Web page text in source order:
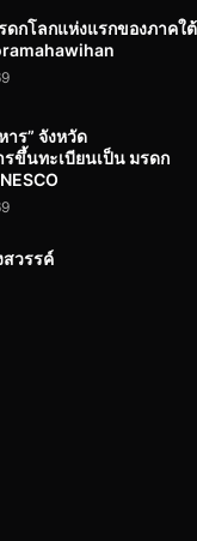
กโลกแห่งแรกของภาคใต้
ร” จังหวัด
ขึ้นทะเบียนเป็น มรดก
วรรค์